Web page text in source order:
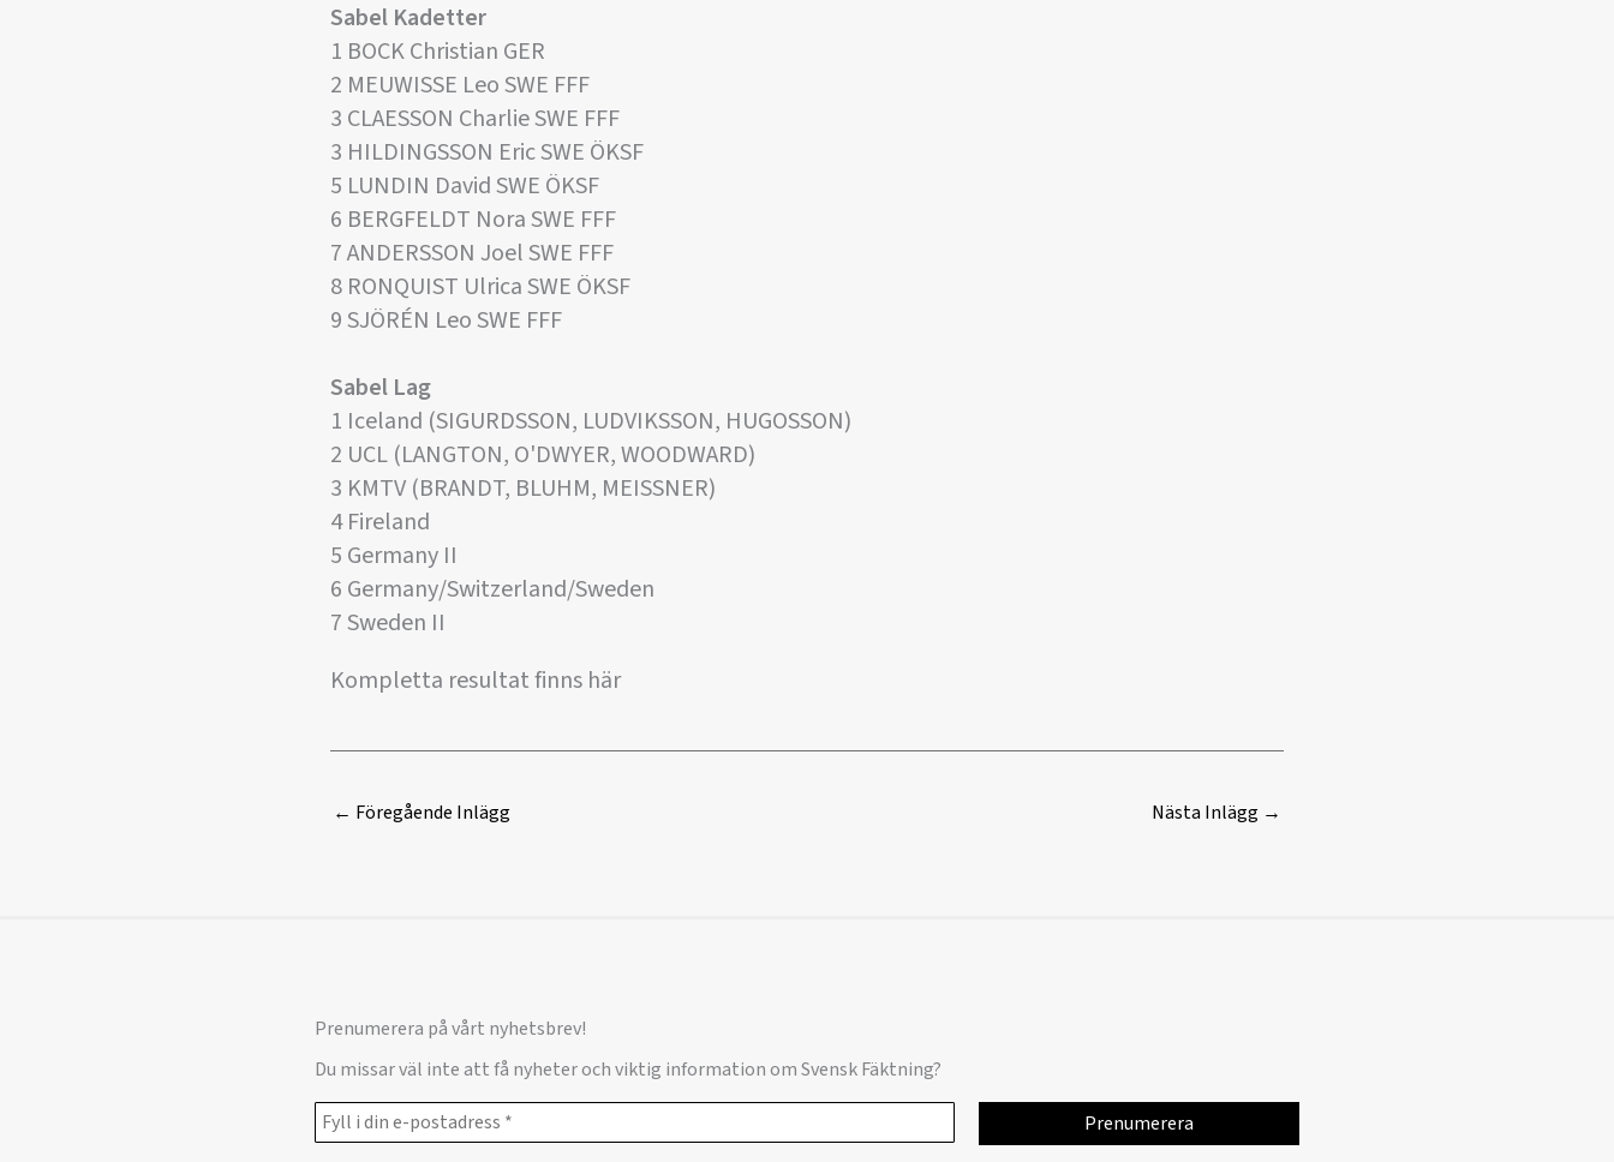
Sabel Kadetter
1 BOCK Christian GER
2 MEUWISSE Leo SWE FFF
3 CLAESSON Charlie SWE FFF
3 HILDINGSSON Eric SWE ÖKSF
5 LUNDIN David SWE ÖKSF
6 BERGFELDT Nora SWE FFF
7 ANDERSSON Joel SWE FFF
8 RONQUIST Ulrica SWE ÖKSF
9 SJÖRÉN Leo SWE FFF
Sabel Lag
1 Iceland (SIGURDSSON, LUDVIKSSON, HUGOSSON)
2 UCL (LANGTON, O'DWYER, WOODWARD)
3 KMTV (BRANDT, BLUHM, MEISSNER)
4 Fireland
5 Germany II
6 Germany/Switzerland/Sweden
7 Sweden II
Kompletta resultat finns här
← Föregående Inlägg Nästa Inlägg →
Prenumerera på vårt nyhetsbrev!
Du missar väl inte att få nyheter och viktig information om Svensk Fäktning?